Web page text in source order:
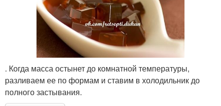
. Когда масса остынет до комнатной температуры,
разливаем ее по формам и ставим в холодильник до
полного застывания.